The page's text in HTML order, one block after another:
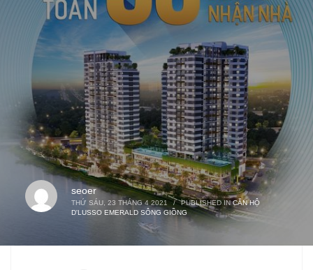
seoer
THỨ SÁU, 23 THÁNG 4 2021 / PUBLISHED INCĂN HỘ
D'LUSSO EMERALD SÔNG GIỒNG